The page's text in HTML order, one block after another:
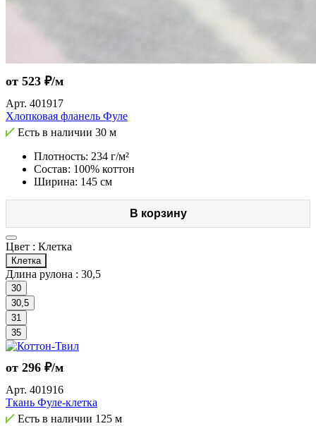
от 523 ₽/м
Арт. 401917
Хлопковая фланель Фуле
Есть в наличии 30 м
Плотность: 234 г/м²
Состав: 100% коттон
Ширина: 145 см
В корзину
Цвет : Клетка
Клетка
Длина рулона : 30,5
30
30,5
31
35
от 296 ₽/м
Арт. 401916
Ткань Фуле-клетка
Есть в наличии 125 м